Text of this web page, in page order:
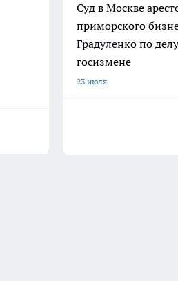
Суд в Москве
приморского
Градуленко по
госизмене
23 июля